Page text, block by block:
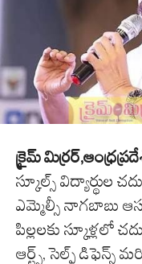
క్రైమ్
స్కూల్స్ విద్యార్థుల
ఎమ్మెల్సీ నాగబాబు
పిల్లలకు స్కూళ్లలో
ఆర్ట్స్, సెల్ఫ్